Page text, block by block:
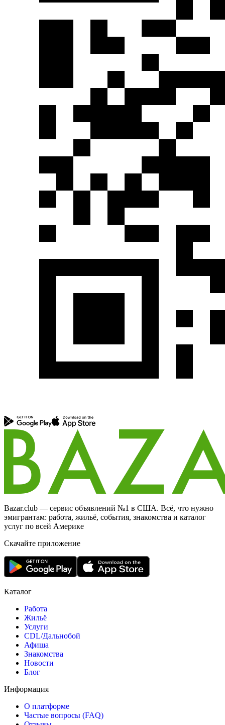
Bazar.club — сервис объявлений №1 в США. Всё, что нужно
эмигрантам: работа, жильё, события, знакомства и каталог
услуг по всей Америке
Скачайте приложение
Каталог
Работа
Жильё
Услуги
CDL/Дальнобой
Афиша
Знакомства
Новости
Блог
Информация
О платформе
Частые вопросы (FAQ)